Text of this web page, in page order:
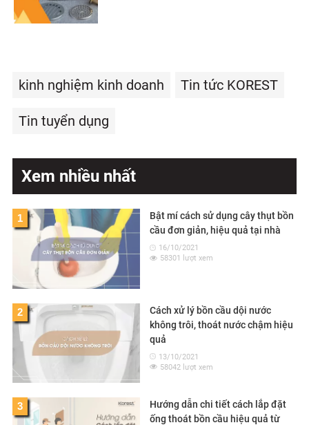
kinh nghiệm kinh doanh Tin tức KOREST
Tin tuyển dụng
Xem nhiều nhất
1
Bật mí cách sử dụng cây thụt bồn
cầu đơn giản, hiệu quả tại nhà
16/10/2021
58301 lượt xem
2
Cách xử lý bồn cầu dội nước
không trôi, thoát nước chậm hiệu
quả
13/10/2021
58042 lượt xem
3
Hướng dẫn chi tiết cách lắp đặt
ống thoát bồn cầu hiệu quả từ